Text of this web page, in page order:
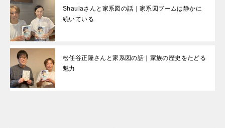
Shaulaさんと家系図の話｜家系図ブームは静かに
続いている
松任谷正隆さんと家系図の話｜家族の歴史をたどる
魅力